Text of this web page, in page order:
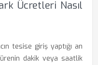
Ücretleri Nasıl
tesise giriş yaptığı an
dakik veya saatlik